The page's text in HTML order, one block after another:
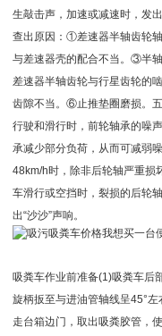
生敲击声，加速或减速时，发
查出原因：①差速器半轴齿轮
与差速器壳的配合不当。③半
差速器半轴齿轮与行星齿轮的
齿隙不当。⑥止推垫圈磨损。
行驶和滑行时，前轮轴承的噪
承减少部分负荷，从而可减弱
48km/h时，除非后轮轴严重损
车滑行或空挡时，裂损的后轮
出“沙沙”声响。
吸粪车作业前准备(1)吸粪车后
旋柄扳至与进油管轴线呈45°
走台箱边门，取出吸粪胶管，